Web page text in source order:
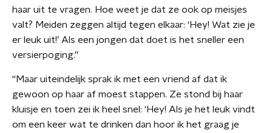
haar uit te vragen. Hoe weet je dat ze ook op meisjes
valt? Meiden zeggen altijd tegen elkaar: ‘Hey! Wat zie je
er leuk uit!’ Als een jongen dat doet is het sneller een
versierpoging.”
“Maar uiteindelijk sprak ik met een vriend af dat ik
gewoon op haar af moest stappen. Ze stond bij haar
kluisje en toen zei ik heel snel: ‘Hey! Als je het leuk vindt
om een keer wat te drinken dan hoor ik het graag je